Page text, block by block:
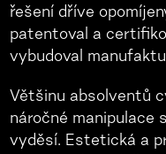
řešení dříve
patentoval a
vybudoval
Většinu absolventů
náročné manipulace
vyděsí. Estetická a